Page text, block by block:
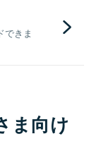
できま
ま向け